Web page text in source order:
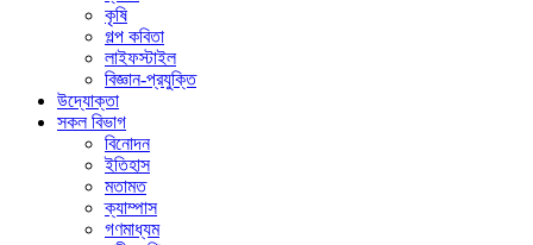
কৃষি
গল্প ক‌বিতা
লাইফস্টাইল
বিজ্ঞান-প্রযুক্তি
উদ্যোক্তা
সকল বিভাগ
বিনোদন
ইতিহাস
মতামত
ক্যাম্পাস
গণমাধ্যম